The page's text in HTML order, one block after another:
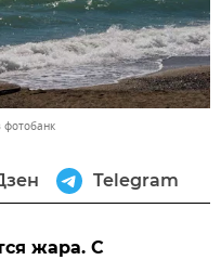
фотобанк
Telegram
жара. С